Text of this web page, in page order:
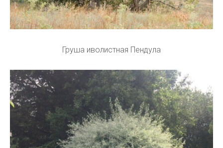
Груша иволистная Пендула